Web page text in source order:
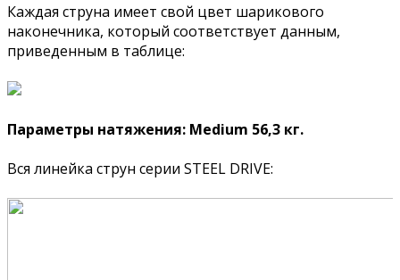
Каждая струна имеет свой цвет шарикового
наконечника, который соответствует данным,
приведенным в таблице:
Параметры натяжения: Medium 56,3 кг.
Вся линейка струн серии STEEL DRIVE: